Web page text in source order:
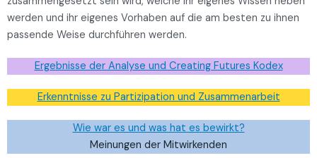
werden und ihr eigenes Vorhaben auf die am besten zu ihnen
passende Weise durchführen werden.
Ergebnisse der Analyse und Creating Futures Kodex
Erkenntnisse zu Partizipation und Zusammenarbeit
Wie war es und was hat es bewirkt?
Meinungen der Mitwirkenden